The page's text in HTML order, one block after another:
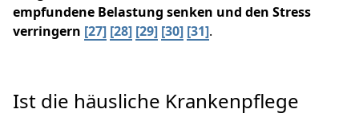
empfundene Belastung senken und den Stress
verringern [27] [28] [29] [30] [31].
Ist die häusliche Krankenpflege